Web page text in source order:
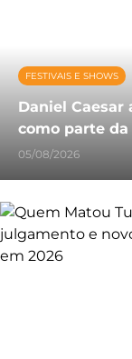
FESTIVAIS E SHOWS
Daniel Caesar
como parte da
05/08/2026